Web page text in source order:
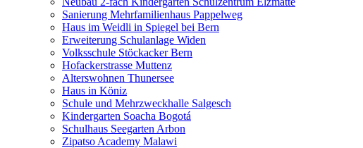
Sanierung Mehrfamilienhaus Pappelweg
Haus im Weidli in Spiegel bei Bern
Erweiterung Schulanlage Widen
Volksschule Stöckacker Bern
Hofackerstrasse Muttenz
Alterswohnen Thunersee
Haus in Köniz
Schule und Mehrzweckhalle Salgesch
Kindergarten Soacha Bogotá
Schulhaus Seegarten Arbon
Zipatso Academy Malawi